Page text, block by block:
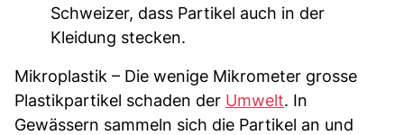
Schweizer, dass Partikel auch in der
Kleidung stecken.
Mikroplastik – Die wenige Mikrometer grosse
Plastikpartikel schaden der Umwelt. In
Gewässern sammeln sich die Partikel an und